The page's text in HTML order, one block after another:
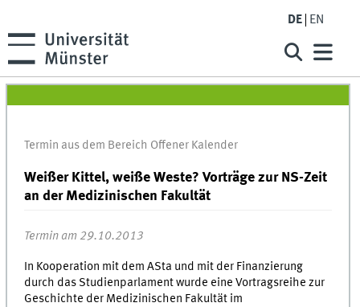
DE EN
Termin aus dem Bereich Offener Kalender
Weißer Kittel, weiße Weste? Vorträge zur NS-Zeit
an der Medizinischen Fakultät
Termin am 29.10.2013
In Kooperation mit dem ASta und mit der Finanzierung
durch das Studienparlament wurde eine Vortragsreihe zur
Geschichte der Medizinischen Fakultät im